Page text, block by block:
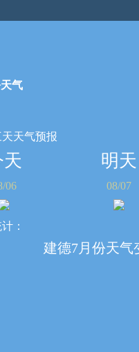
气
天气预报
06
明天
08/07
：
建德7月份天气